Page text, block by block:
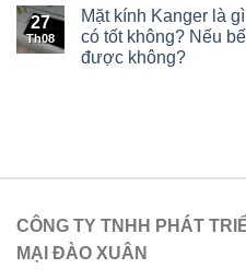
27
Th08
Mặt kính Kanger là
có tốt không? Nếu
được không?
CÔNG TY TNHH PHÁT
MẠI ĐÀO XUÂN